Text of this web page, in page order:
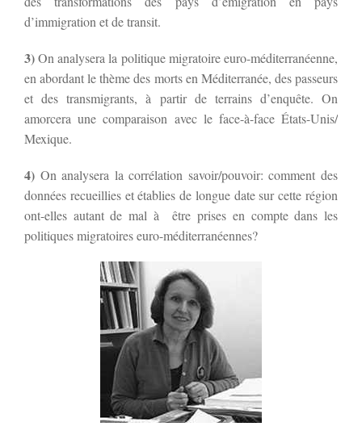
d’immigration et de transit.
3)On analysera la politique migratoire euro-méditerranéenne,
en abordant le thème des morts en Méditerranée, des passeurs
et des transmigrants, à partir de terrains d’enquête. On
amorcera une comparaison avec le face-à-face États-Unis/
Mexique.
4) On analysera la corrélation savoir/pouvoir: comment des
données recueillies et établies de longue date sur cette région
ont-elles autant de mal à être prises en compte dans les
politiques migratoires euro-méditerranéennes?